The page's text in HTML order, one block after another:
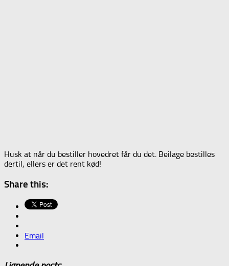
Husk at når du bestiller hovedret får du det. Beilage bestilles
dertil, ellers er det rent kød!
Share this:
Email